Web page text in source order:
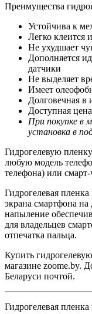
Преимущества
Устойчива к
Легко клеится
Не ухудшает
Дополняется
датчики
Не выделяет
Имеет
Долговечная в
Доступная цена
При покупке в
установка в
Гидрогелевую
любую модель
телефона) или
Гидрогелевая
экрана смартфона на
напыление
для владельцев
отпечатка пальца.
Купить
магазине zoome.by.
Беларуси почтой.
Гидрогелевая пленка